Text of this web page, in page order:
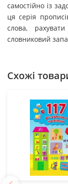
самостійно із
ця серія
слова,
словниковий
Схожі